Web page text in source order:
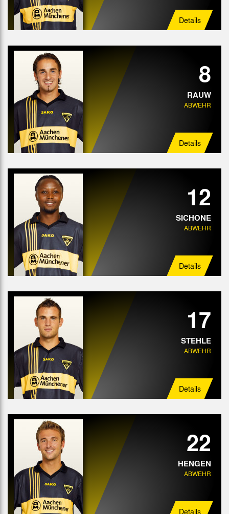
Details
8
RAUW
ABWEHR
Details
12
SICHONE
ABWEHR
Details
17
STEHLE
ABWEHR
Details
22
HENGEN
ABWEHR
Details